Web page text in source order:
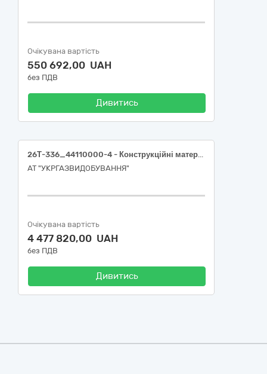
Очікувана вартість
550 692,00 UAH
без ПДВ
Дивитись
26Т-336_44110000-4 - Конструкційні матеріали (Блоки фундаментні ФБС в асортименті)
АТ "УКРГАЗВИДОБУВАННЯ"
Очікувана вартість
4 477 820,00 UAH
без ПДВ
Дивитись